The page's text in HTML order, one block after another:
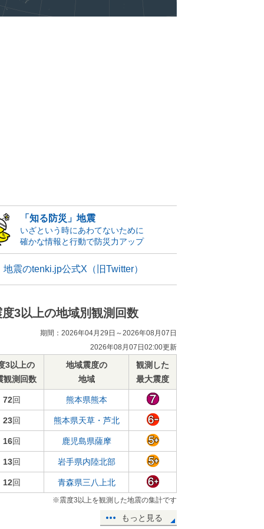
「知る防災」地震
いざという時にあわてないために
確かな情報と行動で防災力アップ
地震のtenki.jp公式X（旧Twitter）
度3以上の地域別観測回数
期間：2026年04月29日～2026年08月07日
2026年08月07日02:00更新
3以上の
観測回数
地域震度の
地域
観測した
最大震度
72回 熊本県熊本
23回 熊本県天草・芦北
16回 鹿児島県薩摩
13回 岩手県内陸北部
12回 青森県三八上北
※震度3以上を観測した地震の集計です
もっと見る